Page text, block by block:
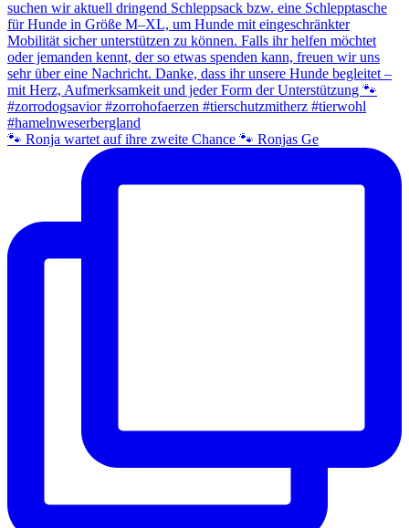
🐾 Ronja wartet auf ihre zweite Chance 🐾 Ronjas Ge